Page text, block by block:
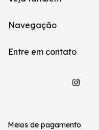
Navegação
Entre em contato
Meios de pagamento